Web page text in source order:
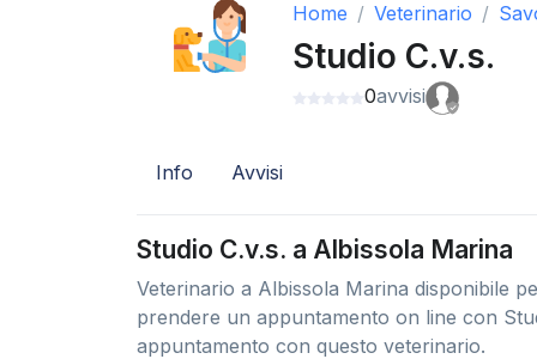
Home Veterinario
Studio C.v.s.
0avvisi
Info Avvisi
Studio C.v.s. a Albissola Marina
Veterinario a Albissola Marina disponibile
prendere un appuntamento on line con
appuntamento con questo veterinario.